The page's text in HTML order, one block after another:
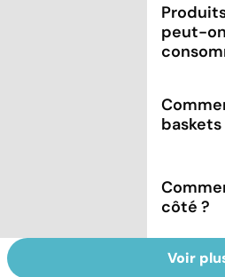
peut-
côté ?
Voir